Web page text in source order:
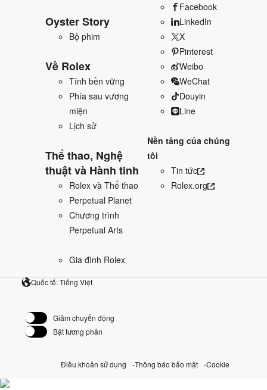
Oyster Story
Bộ phim
Về Rolex
Tính bền vững
Phía sau vương
miện
Lịch sử
Thể thao, Nghệ
thuật và Hành tinh
Rolex và Thể thao
Perpetual Planet
Chương trình
Perpetual Arts
Gia đình Rolex
Facebook
LinkedIn
X
Pinterest
Weibo
WeChat
Douyin
Line
Nền tảng của chúng
tôi
Tin tức
Rolex.org
Quốc tế: Tiếng Việt
Giảm chuyển động
Bật tương phản
Điều khoản sử dụng Thông báo bảo mật Cookie